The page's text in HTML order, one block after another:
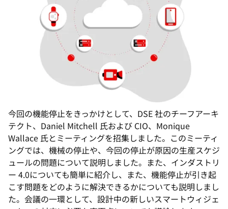
今回の機能停止をきっかけとして、DSE 社のチーフアーキ
テクト、Daniel Mitchell 氏および CIO、Monique
Wallace 氏とミーティングを招集しました。このミーティ
ングでは、機械の停止や、今回の停止が原因の生産スケジ
ュールの問題について説明しました。また、インダストリ
ー 4.0についても簡単に紹介し、また、機能停止が引き起
こす問題をどのように解決できるかについても説明しまし
た。会議の一環として、設計中の新しいスマートウィジェ